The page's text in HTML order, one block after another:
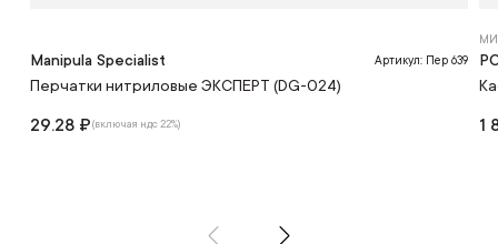
Manipula Specialist Артикул: Пер 639
Перчатки нитриловые ЭКСПЕРТ (DG-024)
29.28 ₽(включая ндс 22%) 1